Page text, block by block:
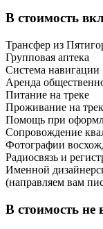
В стоимость
Трансфер из
Групповая аптека
Система навигации
Аренда
Питание на треке
Проживание на
Помощь при
Сопровождение
Фотографии
Радиосвязь и
Именной
(направляем вам
В стоимость не